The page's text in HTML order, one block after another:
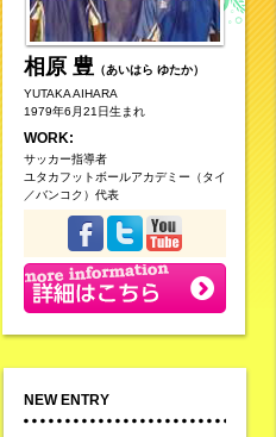
相原 豊 （あいはら ゆたか）
YUTAKA AIHARA
1979年6月21日生まれ
WORK:
サッカー指導者
ユタカフットボールアカデミー（タイ
／バンコク）代表
NEW ENTRY